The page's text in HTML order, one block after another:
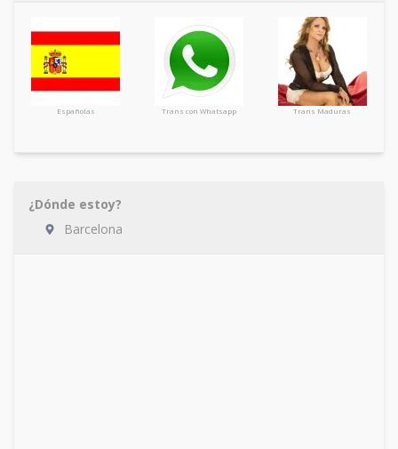
Españolas Trans con Whatsapp Trans Maduras
¿Dónde estoy?
Barcelona